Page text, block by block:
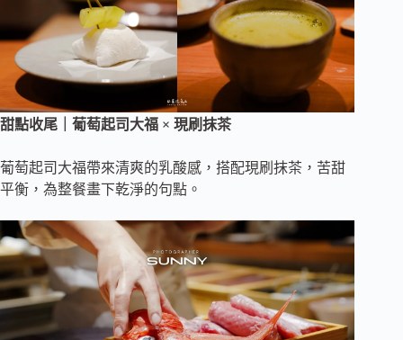
甜點收尾｜葡萄起司大福 × 現刷抹茶
葡萄起司大福帶來清爽的乳酸感，搭配現刷抹茶，苦甜
平衡，為整餐畫下乾淨的句點。